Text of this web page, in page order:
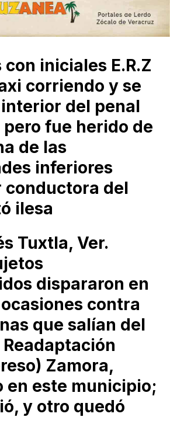
iniciales E.R.Z
corriendo y se
del penal
pero fue herido de
de las
inferiores
conductora del
ilesa
Tuxtla, Ver.
dispararon en
contra
que salían del
Zamora,
en este municipio;
y otro quedó